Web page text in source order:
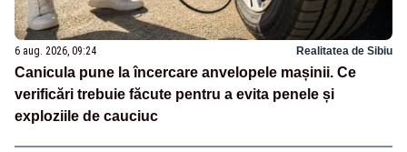
6 aug. 2026, 09:24 Realitatea de Sibiu
Canicula pune la încercare anvelopele mașinii. Ce
verificări trebuie făcute pentru a evita penele și
exploziile de cauciuc